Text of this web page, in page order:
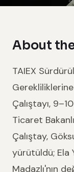
About
TAIEX
Çalıştayı,
Ticaret
Çalıştay,
yürütüldü; Ela
Madazlı'nın